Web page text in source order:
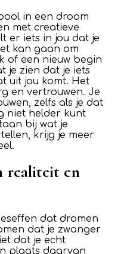
in een droom
met creatieve
er iets in jou dat je
kan gaan om
of een nieuw begin
je zien dat je iets
uit jou komt. Het
en vertrouwen. Je
zelfs als je dat
niet helder kunt
bij wat je
krijg je meer
realiteit en
dat dromen
dat je zwanger
dat je echt
plaats daarvan